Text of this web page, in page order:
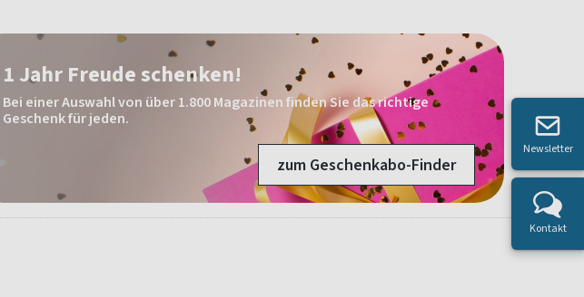
1 Jahr Freude schenken!
Bei einer Auswahl von über 1.800 Magazinen finden Sie das richtige
Geschenk für jeden.
zum Geschenkabo-Finder
Newsletter
Kontakt